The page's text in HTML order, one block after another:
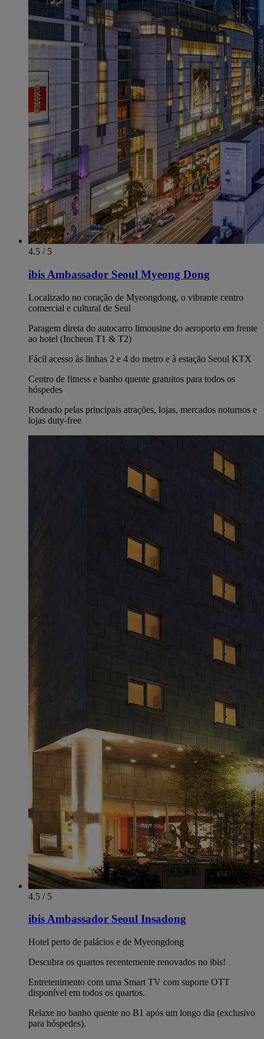
4.5 / 5
ibis Ambassador Seoul Myeong Dong
Localizado no coração de Myeongdong, o vibrante centro
comercial e cultural de Seul
Paragem direta do autocarro limousine do aeroporto em frente
ao hotel (Incheon T1 & T2)
Fácil acesso às linhas 2 e 4 do metro e à estação Seoul KTX
Centro de fitness e banho quente gratuitos para todos os
hóspedes
Rodeado pelas principais atrações, lojas, mercados noturnos e
lojas duty-free
4.5 / 5
ibis Ambassador Seoul Insadong
Hotel perto de palácios e de Myeongdong
Descubra os quartos recentemente renovados no ibis!
Entretenimento com uma Smart TV com suporte OTT
disponível em todos os quartos.
Relaxe no banho quente no B1 após um longo dia (exclusivo
para hóspedes).